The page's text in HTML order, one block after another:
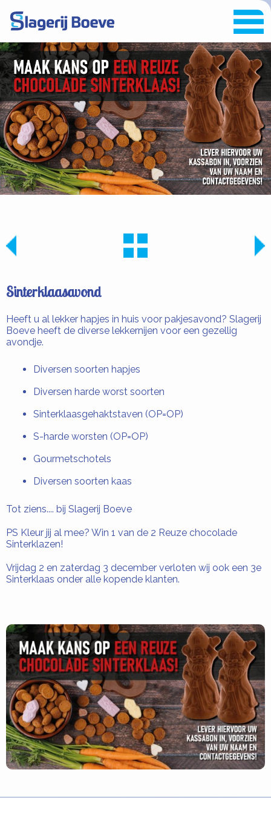
Sinterklaasavond
Heeft u al lekker hapjes in huis voor pakjesavond? Slagerij
Boeve heeft de diverse lekkernijen voor een gezellig
avondje.
Diversen soorten hapjes
Diversen harde worst soorten
Sinterklaasgehaktstaven (OP=OP)
S-harde worsten (OP=OP)
Gourmetschotels
Diversen soorten kaas
Tot ziens.... bij Slagerij Boeve
PS Kleur jij al mee? Win 1 van de 2 Reuze chocolade
Sinterklazen!
Vrijdag 2 en zaterdag 3 december verloten wij ook een 3e
Sinterklaas onder alle kopende klanten.